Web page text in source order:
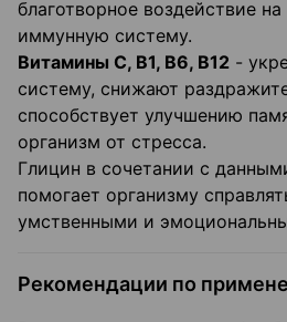
благотворное воздействие
иммунную систему.
Витамины С, В1, В6, В12 -
систему, снижают
способствует улучшению
организм от стресса.
Глицин в сочетании с
помогает организму
умственными и
Рекомендации по